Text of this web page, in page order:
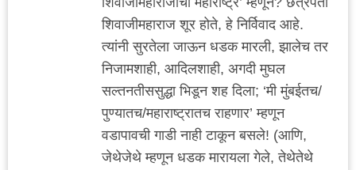
शिवाजीमहाराज शूर होते, हे निर्विवाद आहे.
त्यांनी सुरतेला जाऊन धडक मारली, झालेच तर
निजामशाही, आदिलशाही, अगदी मुघल
सल्तनतीससुद्धा भिडून शह दिला; ‘मी मुंबईतच/
पुण्यातच/महाराष्ट्रातच राहणार’ म्हणून
वडापावची गाडी नाही टाकून बसले! (आणि,
जेथेजेथे म्हणून धडक मारायला गेले, तेथेतेथे